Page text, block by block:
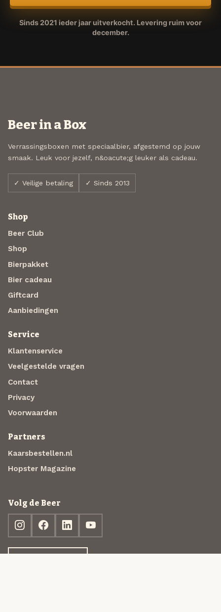
Sinds 2021 ieder jaar uitverkocht. Levering ruim voor
december.
Beer in a Box
Verrassingsboxen met speciaalbier, afgestemd op jouw
smaak. Leuk voor jezelf, n&oacute;g leuker als cadeau.
✓ Veilige betaling ✓ Sinds 2013
Shop
Beer Club
Shop
Bierpakket
Bier cadeau
Giftcard
Aanbiedingen
Service
Klantenservice
Veelgestelde vragen
Contact
Privacy
Voorwaarden
Partners
Kaarsbestellen.nl
Hopster Magazine
Volg de Beer